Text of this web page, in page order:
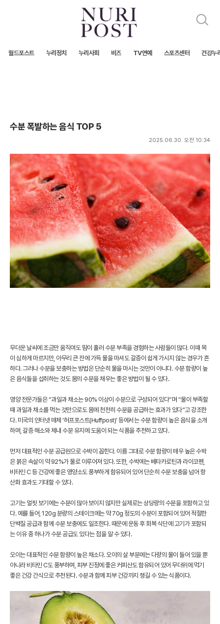
검
월드포스트 누리정치 누리사회 비즈 TV연예 스포츠센터 건강누
수분 폭발하는 음식 TOP 5
2025.06.30. 오전 10:34
무더운 날씨에 조금만 움직여도 땀이 흘러 수분 부족을 경험하는 사람들이 많다. 이때 목
이 심하게 마르지만, 아무리 큰 잔에 가득 물을 마셔도 갈증이 쉽게 가시지 않는 경우가 흔
하다. 그러나 수분을 보충하는 방법은 단순히 물을 마시는 것만이 아니다. 수분 함량이 높
은 음식들을 섭취하는 것도 몸의 수분을 채우는 좋은 방법이 될 수 있다.
영양 전문가들은 “과일과 채소는 90% 이상이 수분으로 구성되어 있다”며 “물이 부족할
때 과일과 채소를 먹는 것만으로도 몸에 천천히 수분을 공급하는 효과가 있다”고 강조한
다. 미국의 인터넷 매체 ‘허프포스트(Huffpost)’ 등에서는 수분 함량이 높은 음식을 소개
하며, 갈증 해소와 체내 수분 유지에 도움이 되는 식품을 추천하고 있다.
먼저 대표적인 수분 공급원으로 수박이 꼽힌다. 이름 그대로 수분 함량이 매우 높은 수박
은 붉은 속살이 약 92%가 물로 이루어져 있다. 또한, 수박에는 베타카로틴과 라이코펜,
비타민 C 등 건강에 좋은 영양소도 풍부하게 함유되어 있어 단순히 수분 보충을 넘어 항
산화 효과도 기대할 수 있다.
고기는 얼핏 보기에는 수분이 많아 보이지 않지만 실제로는 상당량의 수분을 포함하고 있
다. 예를 들어, 120g 분량의 스테이크에는 약 70g 정도의 수분이 포함되어 있어 적절한
단백질 공급과 함께 수분 보충에도 일조한다. 때문에 운동 후 회복 식단에 고기가 포함되
는 이유 중 하나가 수분 공급도 있다는 점을 알 수 있다.
오이는 대표적인 수분 함량이 높은 채소다. 오이의 살 부분에는 다량의 물이 들어 있을 뿐
아니라 비타민 C도 풍부하며, 피부 진정에 좋은 커피산도 함유되어 있어 무더위에 먹기
좋은 건강 간식으로 추천된다. 수분과 함께 피부 건강까지 챙길 수 있는 식품이다.